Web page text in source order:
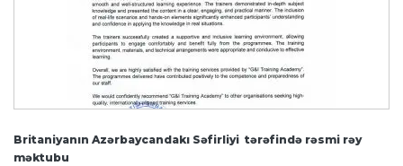
Britaniyanın Azərbaycandakı Səfirliyi tərəfində rəsmi rəy
məktubu